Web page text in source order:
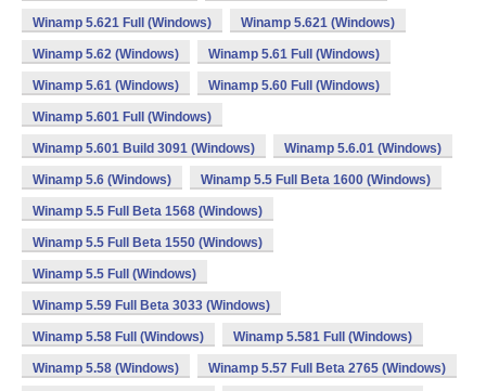
Winamp 5.621 Full (Windows) Winamp 5.621 (Windows)
Winamp 5.62 (Windows) Winamp 5.61 Full (Windows)
Winamp 5.61 (Windows) Winamp 5.60 Full (Windows)
Winamp 5.601 Full (Windows)
Winamp 5.601 Build 3091 (Windows) Winamp 5.6.01 (Windows)
Winamp 5.6 (Windows) Winamp 5.5 Full Beta 1600 (Windows)
Winamp 5.5 Full Beta 1568 (Windows)
Winamp 5.5 Full Beta 1550 (Windows)
Winamp 5.5 Full (Windows)
Winamp 5.59 Full Beta 3033 (Windows)
Winamp 5.58 Full (Windows) Winamp 5.581 Full (Windows)
Winamp 5.58 (Windows) Winamp 5.57 Full Beta 2765 (Windows)